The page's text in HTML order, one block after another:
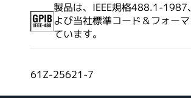
製品は、IEEE規格488.1-1987
よび当社標準コード＆フォー
ています。
61Z-25621-7